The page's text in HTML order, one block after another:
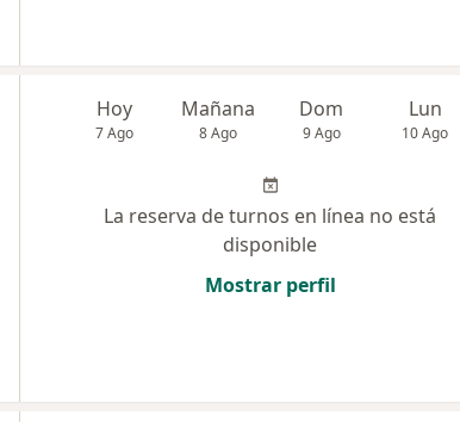
Hoy
7 Ago
Mañana
8 Ago
Dom
9 Ago
Lun
10 Ago
La reserva de turnos en línea no está
disponible
Mostrar perfil